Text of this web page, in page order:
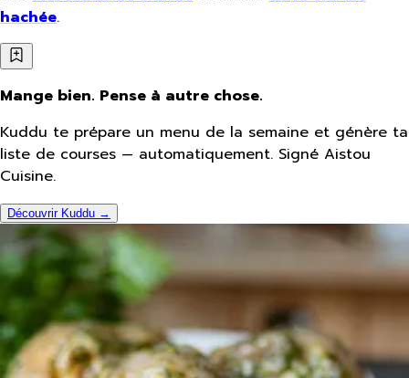
hachée.
Mange bien. Pense à autre chose.
Kuddu te prépare un menu de la semaine et génère ta
liste de courses — automatiquement. Signé Aistou
Cuisine.
Découvrir Kuddu →